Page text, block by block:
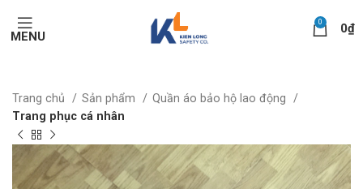
MENU
0 0₫
Trang chủ Sản phẩm
Quần áo bảo hộ lao động
Trang phục cá nhân